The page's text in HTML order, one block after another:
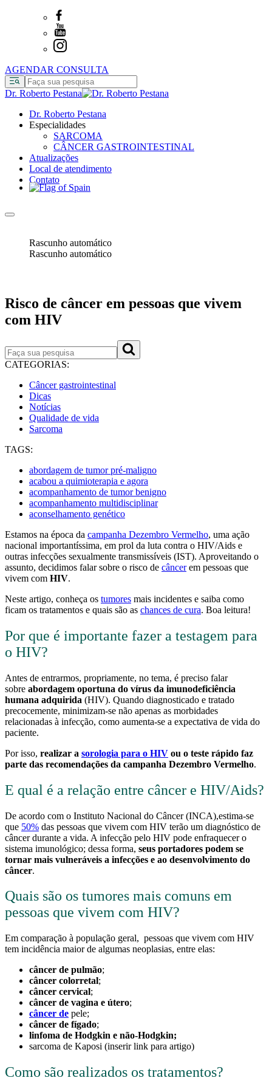
AGENDAR CONSULTA
Dr. Roberto Pestana
Dr. Roberto Pestana
Especialidades
SARCOMA
CÂNCER GASTROINTESTINAL
Atualizações
Local de atendimento
Contato
Rascunho automático
Rascunho automático
Risco de câncer em pessoas que vivem
com HIV
CATEGORIAS:
Câncer gastrointestinal
Dicas
Notícias
Qualidade de vida
Sarcoma
TAGS:
abordagem de tumor pré-maligno
acabou a quimioterapia e agora
acompanhamento de tumor benigno
acompanhamento multidisciplinar
aconselhamento genético
Estamos na época da campanha Dezembro Vermelho, uma ação
nacional importantíssima, em prol da luta contra o HIV/Aids e
outras infecções sexualmente transmissíveis (IST). Aproveitando o
assunto, decidimos falar sobre o risco de câncerem pessoas que
vivem com HIV.
Neste artigo, conheça os tumores mais incidentes e saiba como
ficam os tratamentos e quais são as chances de cura. Boa leitura!
Por que é importante fazer a testagem para
o HIV?
Antes de entrarmos, propriamente, no tema, é preciso falar
sobre abordagem oportuna do vírus da imunodeficiência
humana adquirida (HIV). Quando diagnosticado e tratado
precocemente, minimizam-se não apenas as morbidades
relacionadas à infecção, como aumenta-se a expectativa de vida do
paciente.
Por isso, realizar a sorologia para o HIV ou o teste rápido faz
parte das recomendações da campanha Dezembro Vermelho.
E qual é a relação entre câncer e HIV/Aids?
De acordo com o Instituto Nacional do Câncer (INCA),estima-se
que 50% das pessoas que vivem com HIV terão um diagnóstico de
câncer durante a vida. A infecção pelo HIV pode enfraquecer o
sistema imunológico; dessa forma, seus portadores podem se
tornar mais vulneráveis a infecções e ao desenvolvimento do
câncer.
Quais são os tumores mais comuns em
pessoas que vivem com HIV?
Em comparação à população geral, pessoas que vivem com HIV
tem incidência maior de algumas neoplasias, entre elas:
câncer de pulmão;
câncer colorretal;
câncer cervical;
câncer de vagina e útero;
câncer de pele;
câncer de fígado;
linfoma de Hodgkin e não-Hodgkin;
sarcoma de Kaposi (inserir link para artigo)
Como são realizados os tratamentos?